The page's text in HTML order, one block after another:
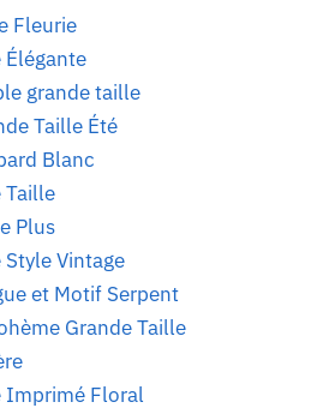
Fleurie
Élégante
grande taille
Taille Été
Blanc
Taille
Plus
Style Vintage
et Motif Serpent
Grande Taille
Imprimé Floral